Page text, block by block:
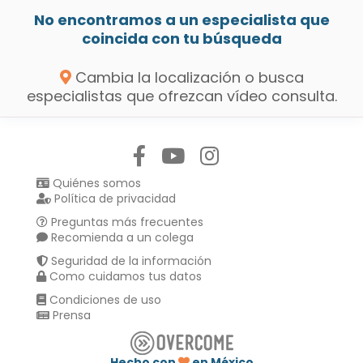
No encontramos a un especialista que
coincida con tu búsqueda
Cambia la localización o busca
especialistas que ofrezcan vídeo consulta.
Quiénes somos
Política de privacidad
Preguntas más frecuentes
Recomienda a un colega
Seguridad de la información
Como cuidamos tus datos
Condiciones de uso
Prensa